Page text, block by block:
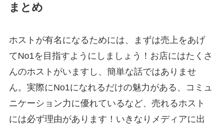
まとめ
ホストが有名になるためには、まずは売上をあげ
てNo1を目指すようにしましょう！お店にはたくさ
んのホストがいますし、簡単な話ではありませ
ん。実際にNo1になれるだけの魅力がある、コミュ
ニケーション力に優れているなど、売れるホスト
には必ず理由があります！いきなりメディアに出